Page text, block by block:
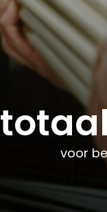
voor
voor
voor